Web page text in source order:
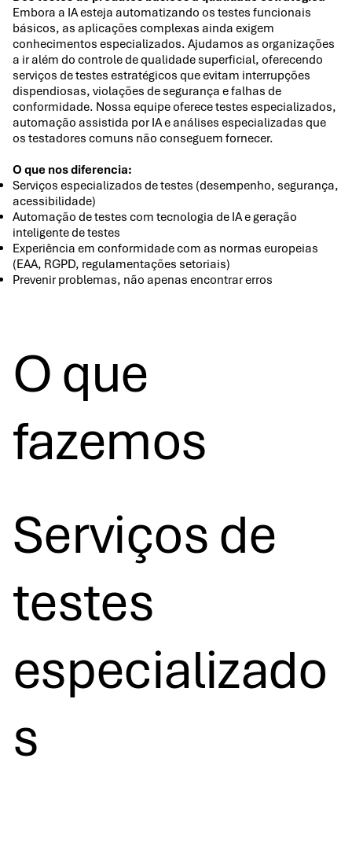
Embora a IA esteja automatizando os testes funcionais
básicos, as aplicações complexas ainda exigem
conhecimentos especializados. Ajudamos as organizações
a ir além do controle de qualidade superficial, oferecendo
serviços de testes estratégicos que evitam interrupções
dispendiosas, violações de segurança e falhas de
conformidade. Nossa equipe oferece testes especializados,
automação assistida por IA e análises especializadas que
os testadores comuns não conseguem fornecer.
O que nos diferencia:
Serviços especializados de testes (desempenho, segurança,
acessibilidade)
Automação de testes com tecnologia de IA e geração
inteligente de testes
Experiência em conformidade com as normas europeias
(EAA, RGPD, regulamentações setoriais)
Prevenir problemas, não apenas encontrar erros
O que
fazemos
Serviços de
testes
especializado
s